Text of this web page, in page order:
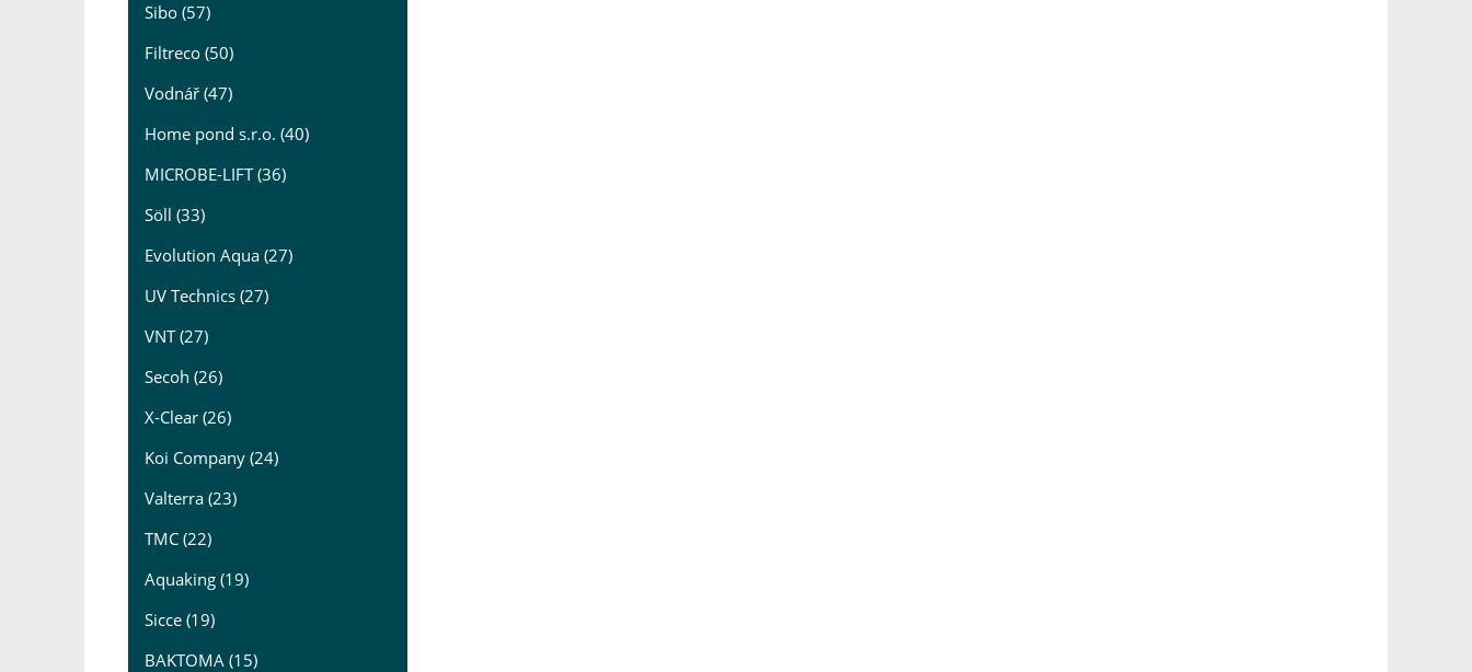
Sibo (57)
Filtreco (50)
Vodnář (47)
Home pond s.r.o. (40)
MICROBE-LIFT (36)
Söll (33)
Evolution Aqua (27)
UV Technics (27)
VNT (27)
Secoh (26)
X-Clear (26)
Koi Company (24)
Valterra (23)
TMC (22)
Aquaking (19)
Sicce (19)
BAKTOMA (15)